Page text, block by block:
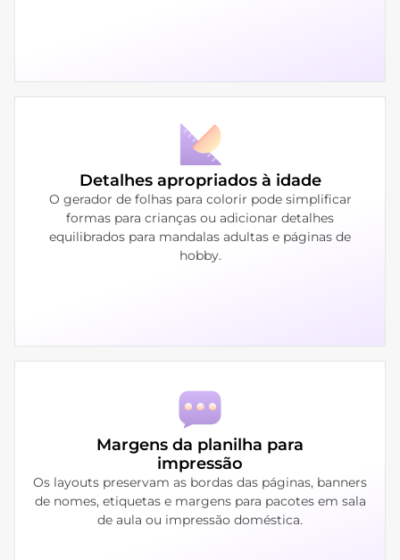
Detalhes apropriados à idade
O gerador de folhas para colorir pode simplificar
formas para crianças ou adicionar detalhes
equilibrados para mandalas adultas e páginas de
hobby.
Margens da planilha para
impressão
Os layouts preservam as bordas das páginas, banners
de nomes, etiquetas e margens para pacotes em sala
de aula ou impressão doméstica.